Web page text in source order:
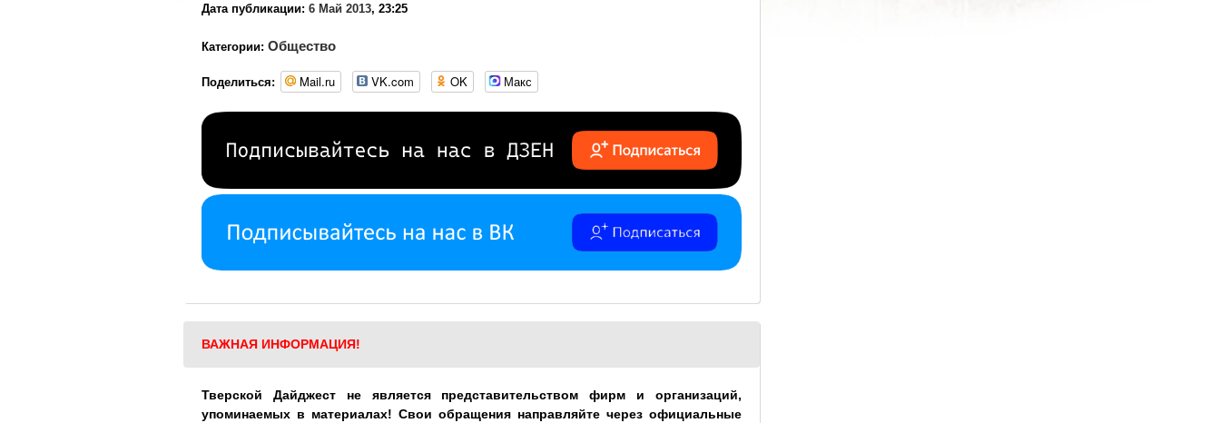
Дата публикации: 6 Май 2013, 23:25
Категории: Общество
Поделиться: Mail.ru VK.com OK Макс
ВАЖНАЯ ИНФОРМАЦИЯ!
Тверской Дайджест не является представительством фирм и организаций,
упоминаемых в материалах! Свои обращения направляйте через официальные